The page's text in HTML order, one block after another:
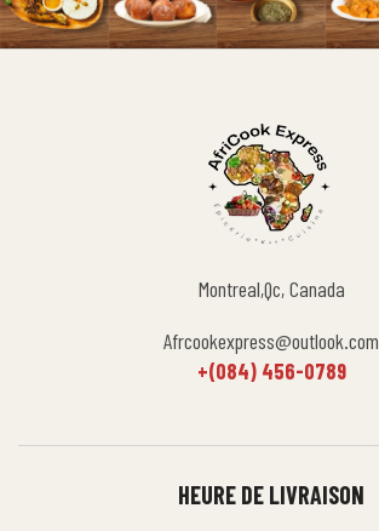
Montreal,Qc, Canada
Afrcookexpress@outlook.com
+(084) 456-0789
HEURE DE LIVRAISON